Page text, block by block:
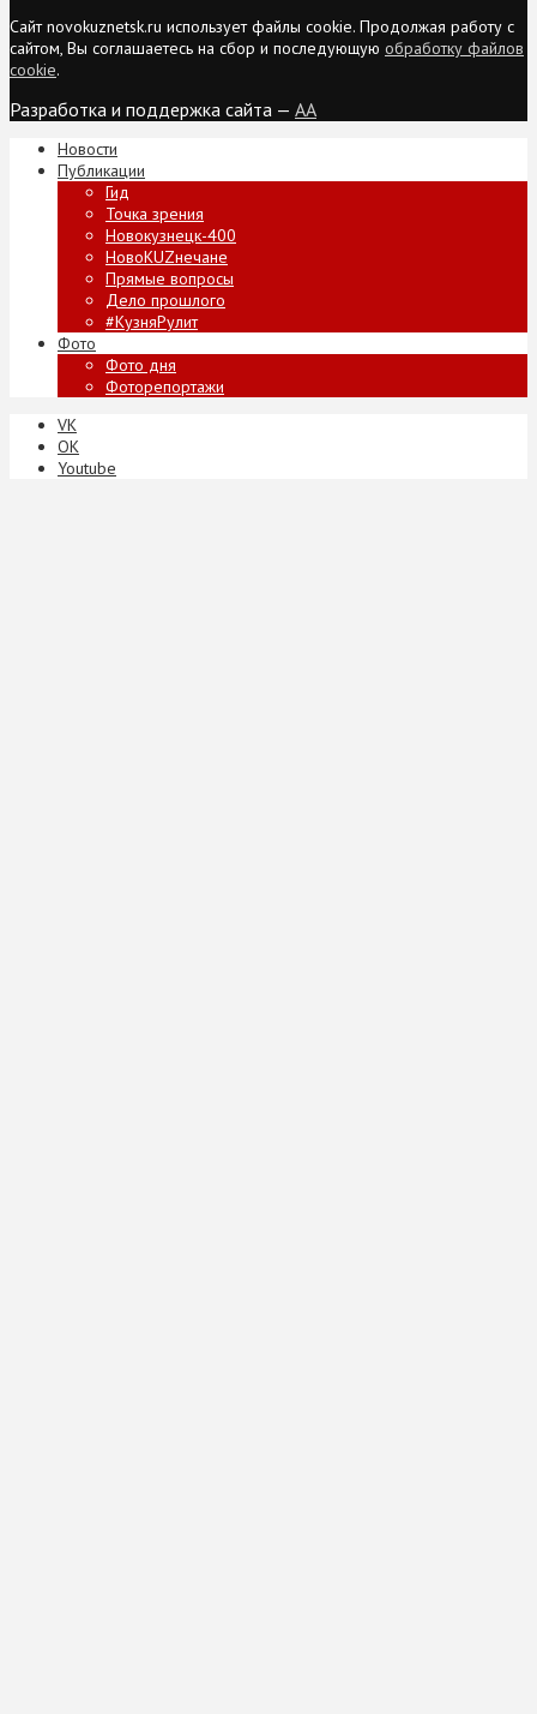
Сайт novokuznetsk.ru использует файлы cookie. Продолжая работу с
сайтом, Вы соглашаетесь на сбор и последующую обработку файлов
cookie.
Разработка и поддержка сайта — AA
Новости
Публикации
Гид
Точка зрения
Новокузнецк-400
НовоKUZнечане
Прямые вопросы
Дело прошлого
#КузняРулит
Фото
Фото дня
Фоторепортажи
VK
ОК
Youtube